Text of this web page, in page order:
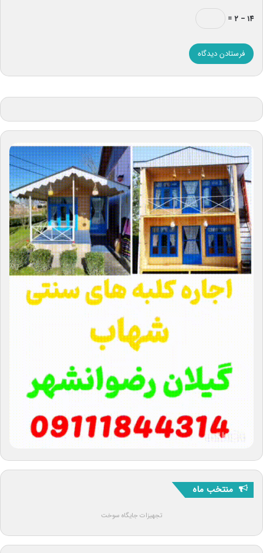
۱۴ − ۲ =
منتخب ماه
تجهیزات جایگاه سوخت